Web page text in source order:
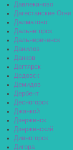
Давлеканово
Дагестанские Огни
Далматово
Дальнегорск
Дальнереченск
Данилов
Данков
Дегтярск
Дедовск
Демидов
Дербент
Десногорск
Джанкой
Дзержинск
Дзержинский
Дивногорск
Дигора